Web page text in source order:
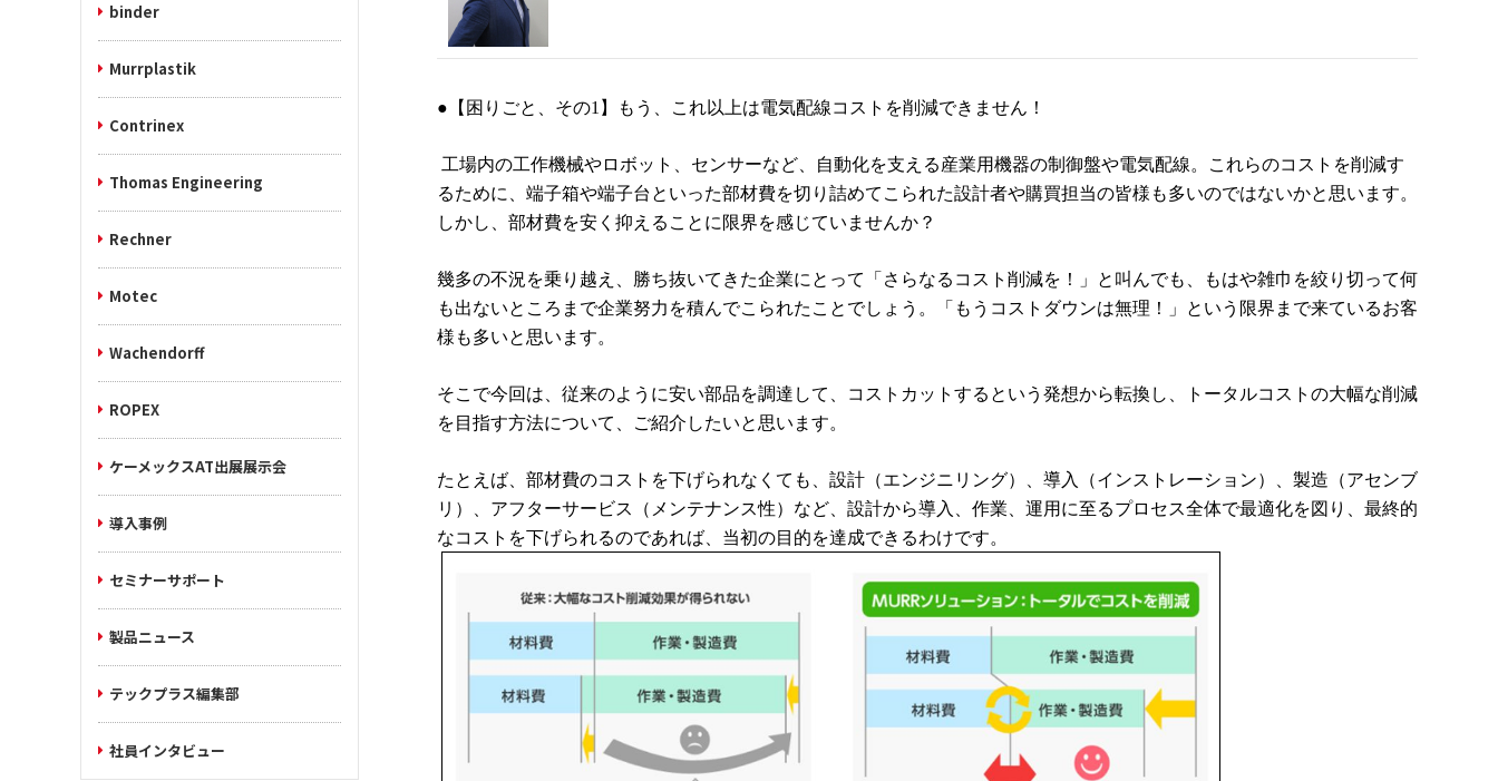
●【困りごと、その1 】もう、これ以上は電気配線コストを削減できません！
工場内の工作機械やロボット、センサーなど、自動化を支える産業用機器の制御盤や電気配線。これらのコストを削減す
るために、端子箱や端子台といった部材費を切り詰めてこられた設計者や購買担当の皆様も多いのではないかと思います。
しかし、部材費を安く抑えることに限界を感じていませんか？
幾多の不況を乗り越え、勝ち抜いてきた企業にとって「さらなるコスト削減を！」と叫んでも、もはや雑巾を絞り切って何
も出ないところまで企業努力を積んでこられたことでしょう。「もうコストダウンは無理！」という限界まで来ているお客
様も多いと思います。
そこで今回は、従来のように安い部品を調達して、コストカットするという発想から転換し、トータルコストの大幅な削減
を目指す方法について、ご紹介したいと思います。
たとえば、部材費のコストを下げられなくても、設計（エンジニリング）、導入（インストレーション）、製造（アセンブ
リ）、アフターサービス（メンテナンス性）など、設計から導入、作業、運用に至るプロセス全体で最適化を図り、最終的
なコストを下げられるのであれば、当初の目的を達成できるわけです。
binder
Murrplastik
Contrinex
Thomas Engineering
Rechner
Motec
Wachendorff
ROPEX
ケーメックスAT出展展示会
導入事例
セミナーサポート
製品ニュース
テックプラス編集部
社員インタビュー